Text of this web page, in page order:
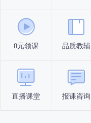
0元领课 品质教辅
直播课堂 报课咨询